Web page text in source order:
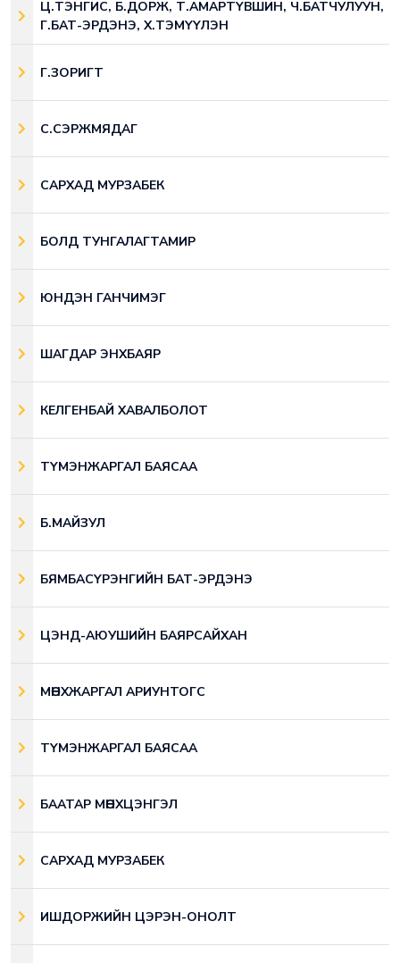
Ц.ТЭНГИС, Б.ДОРЖ, Т.АМАРТҮВШИН, Ч.БАТЧУЛУУН,
Г.БАТ-ЭРДЭНЭ, Х.ТЭМҮҮЛЭН
Г.ЗОРИГТ
С.СЭРЖМЯДАГ
САРХАД МУРЗАБЕК
БОЛД ТУНГАЛАГТАМИР
ЮНДЭН ГАНЧИМЭГ
ШАГДАР ЭНХБАЯР
КЕЛГЕНБАЙ ХАВАЛБОЛОТ
ТҮМЭНЖАРГАЛ БАЯСАА
Б.МАЙЗУЛ
БЯМБАСҮРЭНГИЙН БАТ-ЭРДЭНЭ
ЦЭНД-АЮУШИЙН БАЯРСАЙХАН
МӨНХЖАРГАЛ АРИУНТОГС
ТҮМЭНЖАРГАЛ БАЯСАА
БААТАР МӨНХЦЭНГЭЛ
САРХАД МУРЗАБЕК
ИШДОРЖИЙН ЦЭРЭН-ОНОЛТ